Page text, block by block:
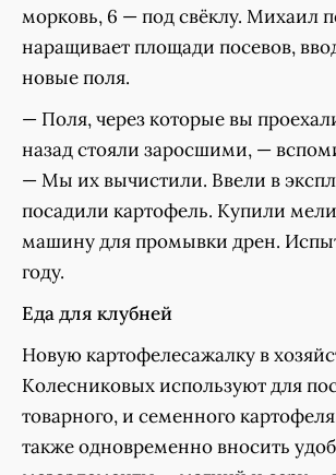
морковь, 6 — под свёклу. Михаил
наращивает площади посевов,
новые поля.
— Поля, через которые вы
назад стояли заросшими, —
— Мы их вычистили. Ввели в
посадили картофель. Купили
машину для промывки дрен.
году.
Еда для клубней
Новую картофелесажалку в
Колесниковых используют для
товарного, и семенного
также одновременно вносить